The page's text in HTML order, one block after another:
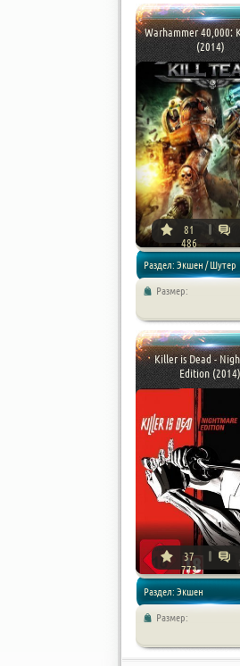
Warhammer 40,000:
(2014)
81
486
Раздел: Экшен / Шутер
Размер:
Killer is Dead -
Edition (2014)
37
773
Раздел: Экшен
Размер: